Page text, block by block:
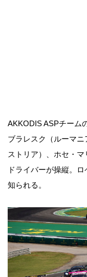
AKKODIS ASPチーム
ブラレスク（ルーマ
ストリア）、ホセ・
ドライバーが操縦。
知られる。